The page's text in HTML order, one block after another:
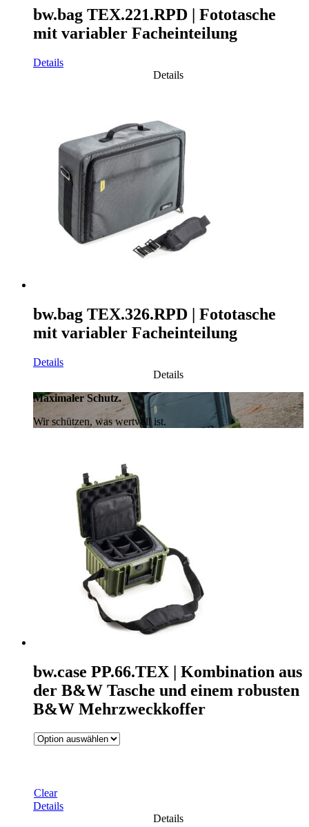
bw.bag TEX.221.RPD | Fototasche
mit variabler Facheinteilung
Details
Details
bw.bag TEX.326.RPD | Fototasche
mit variabler Facheinteilung
Details
Details
Maximaler Schutz.
Wir schützen, was wertvoll ist.
bw.case PP.66.TEX | Kombination aus
der B&W Tasche und einem robusten
B&W Mehrzweckkoffer
Clear
Details
Details